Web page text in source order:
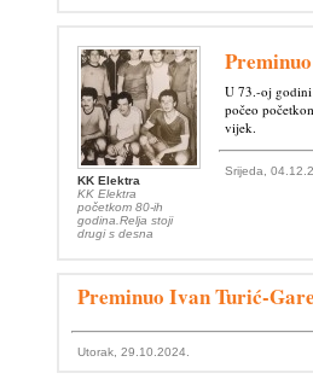
KK Elektra
KK Elektra
početkom 80-ih
godina.Relja stoji
drugi s desna
U 73.-oj godini
počeo
vijek.
Srijeda,
Preminuo Ivan Turić-
Utorak, 29.10.2024.